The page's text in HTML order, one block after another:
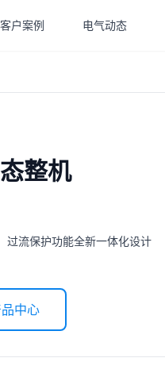
客户案例 电气动态
整机
过流保护功能全新一体化设计
中心